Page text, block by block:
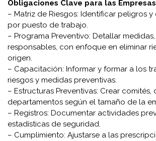
Obligaciones Clave para las Empresas
– Matriz de Riesgos: Identificar peligros y
por puesto de trabajo.
– Programa Preventivo: Detallar
responsables, con enfoque en eliminar
origen.
– Capacitación: Informar y formar a los
riesgos y medidas preventivas.
– Estructuras Preventivas: Crear
departamentos según el tamaño de la
– Registros: Documentar actividades
estadísticas de seguridad.
– Cumplimiento: Ajustarse a las